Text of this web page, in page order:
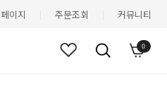
이지 주문조회 커뮤니티
0